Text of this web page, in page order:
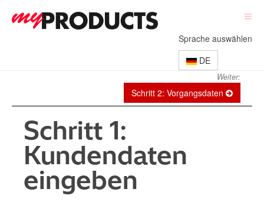
Sprache auswählen
DE
Weiter:
Schritt 2: Vorgangsdaten
Schritt 1:
Kundendaten
eingeben